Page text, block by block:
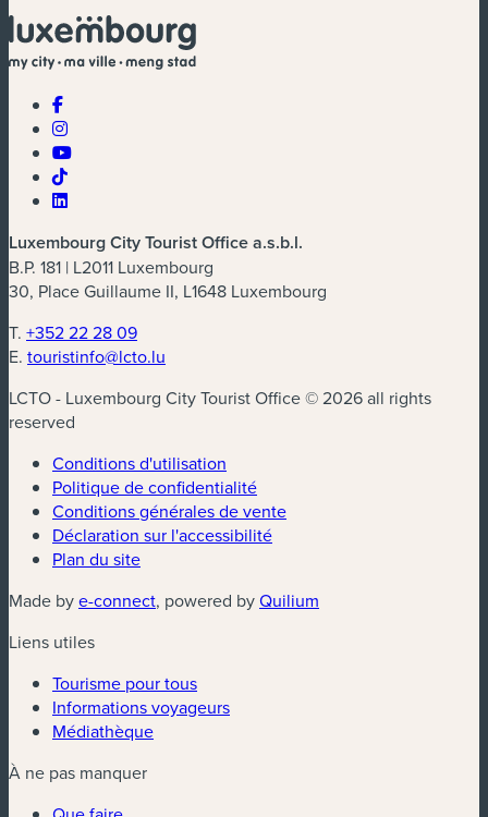
Luxembourg City Tourist Office a.s.b.l.
B.P. 181 | L2011 Luxembourg
30, Place Guillaume II, L1648 Luxembourg
T. +352 22 28 09
E. touristinfo@lcto.lu
LCTO - Luxembourg City Tourist Office © 2026 all rights
reserved
Conditions d'utilisation
Politique de confidentialité
Conditions générales de vente
Déclaration sur l'accessibilité
Plan du site
Made bye-connect(nouvelle fenêtre)
, powered byQuilium
Liens utiles
Tourisme pour tous
Informations voyageurs
Médiathèque
À ne pas manquer